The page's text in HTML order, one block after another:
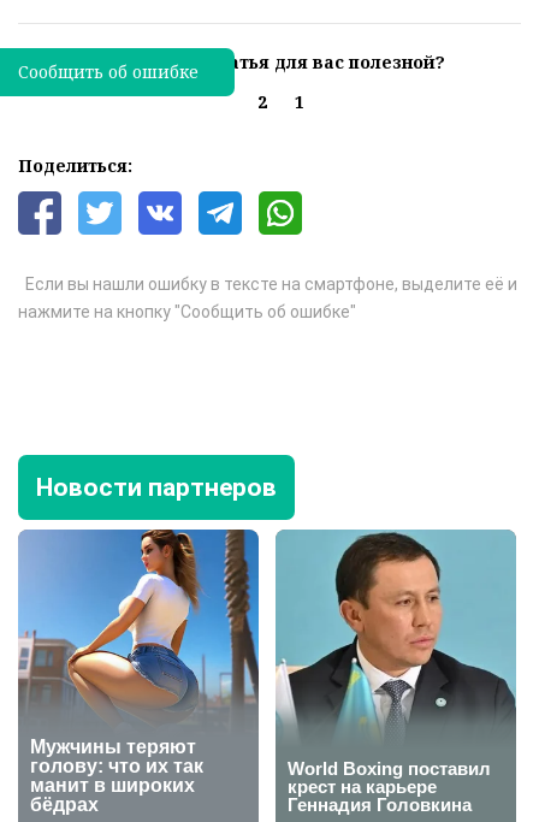
Была ли эта статья для вас полезной?
2
1
Поделиться:
Если вы нашли ошибку в тексте на смартфоне, выделите её и
нажмите на кнопку "Сообщить об ошибке"
Сообщить об ошибке
Новости партнеров